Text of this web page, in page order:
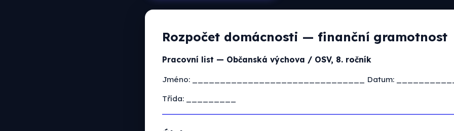
Rozpočet domácnosti — finanční gramotnost
Pracovní list — Občanská výchova / OSV, 8. ročník
Jméno: _______________________________ Datum:
Třída: _________